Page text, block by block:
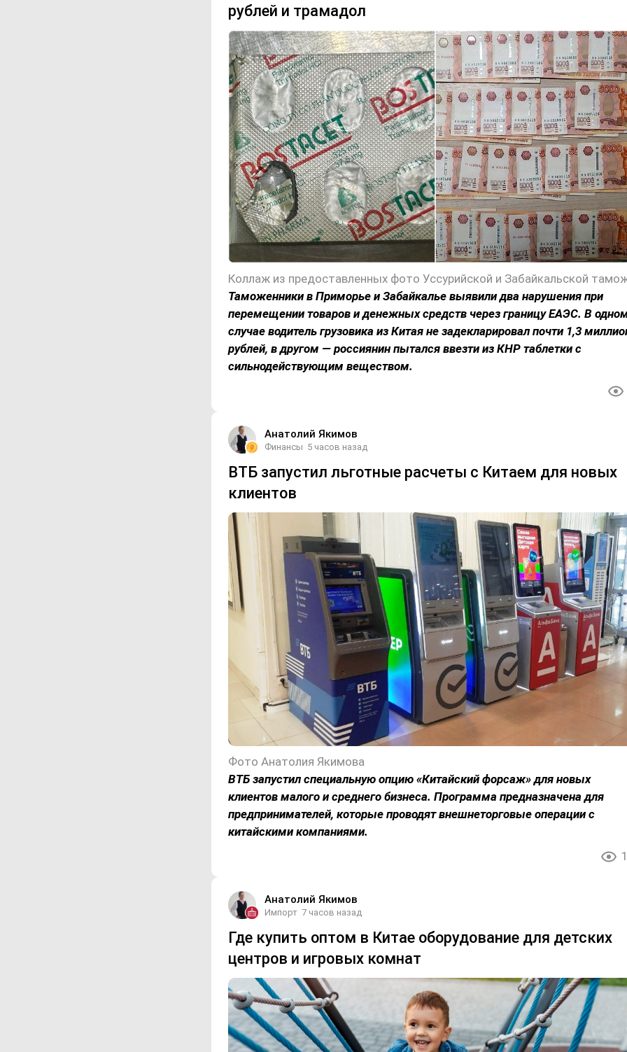
рублей и трамадол
Коллаж из предоставленных фото Уссурийской и Забайкальской
Таможенники в Приморье и Забайкалье выявили два нарушения при
перемещении товаров и денежных средств через границу ЕАЭС. В
случае водитель грузовика из Китая не задекларировал почти 1,3
рублей, в другом — россиянин пытался ввезти из КНР таблетки с
сильнодействующим веществом.
Анатолий Якимов
Финансы 5 часов назад
ВТБ запустил льготные расчеты с Китаем для новых
клиентов
Фото Анатолия Якимова
ВТБ запустил специальную опцию «Китайский форсаж» для новых
клиентов малого и среднего бизнеса. Программа предназначена для
предпринимателей, которые проводят внешнеторговые операции с
китайскими компаниями.
Анатолий Якимов
Импорт 7 часов назад
Где купить оптом в Китае оборудование для детских
центров и игровых комнат